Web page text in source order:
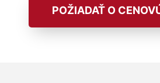
POŽIADAŤ O